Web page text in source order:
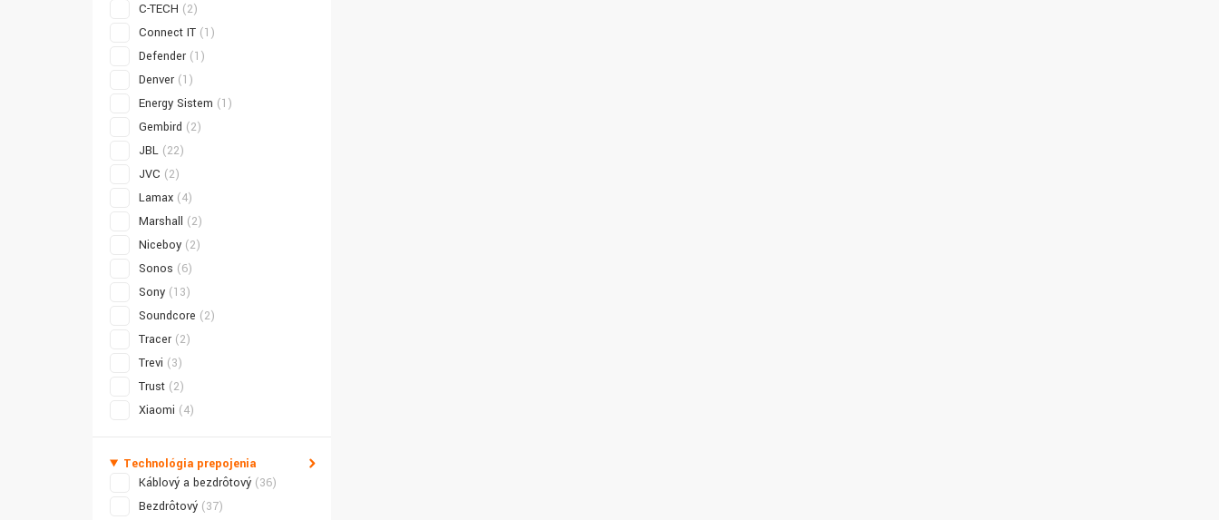
C-TECH (2)
Connect IT (1)
Defender (1)
Denver (1)
Energy Sistem (1)
Gembird (2)
JBL (22)
JVC (2)
Lamax (4)
Marshall (2)
Niceboy (2)
Sonos (6)
Sony (13)
Soundcore (2)
Tracer (2)
Trevi (3)
Trust (2)
Xiaomi (4)
Technológia prepojenia
Káblový a bezdrôtový (36)
Bezdrôtový (37)